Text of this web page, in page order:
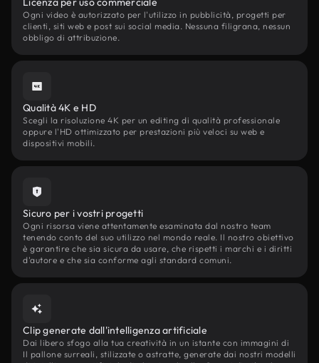
Ogni video è autorizzato per l'utilizzo in pubblicità, progetti per
clienti, siti web e post sui social media. Nessuna filigrana, nessun
obbligo di attribuzione.
Qualità 4K e HD
Scegli la risoluzione 4K per un editing di qualità professionale
oppure l'HD ottimizzato per prestazioni più veloci su web e
dispositivi mobili.
Sicuro per i vostri progetti
Ogni risorsa viene attentamente esaminata dal nostro team
tenendo conto del suo utilizzo nel mondo reale. Il nostro obiettivo
è garantire che sia sicura da usare, che rispetti i marchi e i diritti
d'autore e che sia conforme agli standard comuni.
Clip generate dall'intelligenza artificiale
Dai libero sfogo alla tua creatività in un istante con immagini di
Il pallone surreali, stilizzate o astratte, generate dai nostri modelli